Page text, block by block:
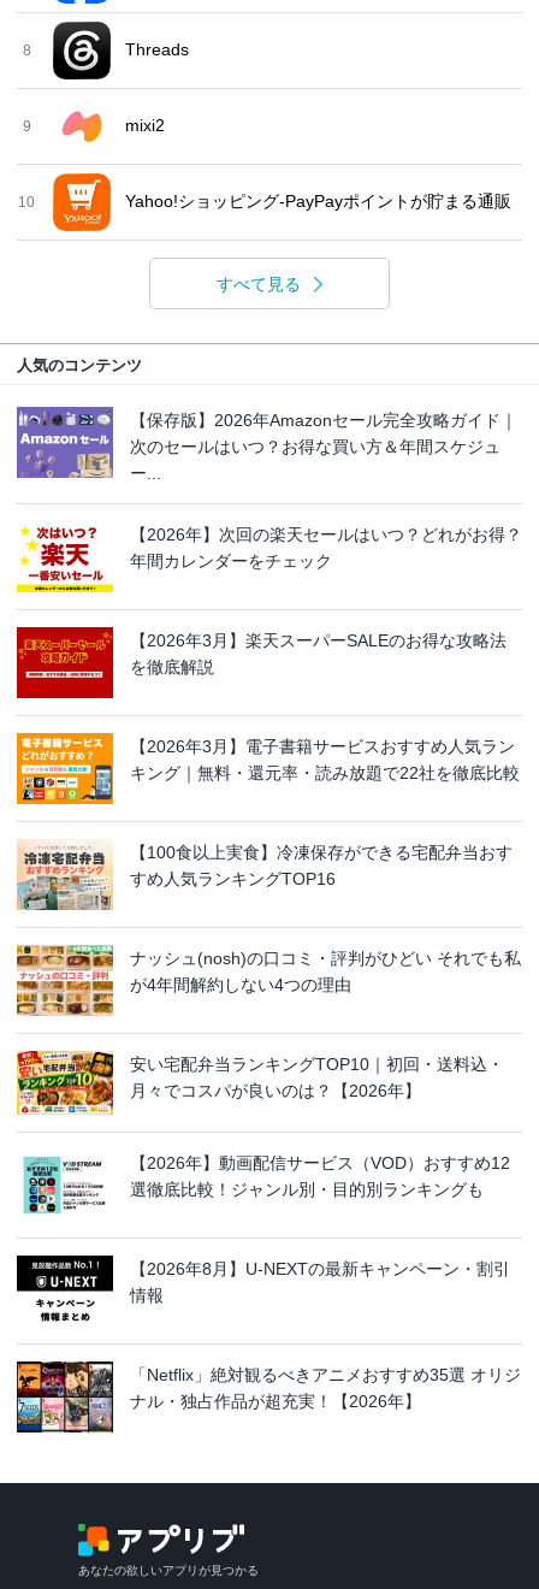
8 Threads
9 mixi2
10 Yahoo!ショッピング-PayPayポイントが貯まる通販
すべて見る
人気のコンテンツ
【保存版】2026年Amazonセール完全攻略ガイド｜
次のセールはいつ？お得な買い方＆年間スケジュ
ー...
【2026年】次回の楽天セールはいつ？どれがお得？
年間カレンダーをチェック
【2026年3月】楽天スーパーSALEのお得な攻略法
を徹底解説
【2026年3月】電子書籍サービスおすすめ人気ラン
キング｜無料・還元率・読み放題で22社を徹底比較
【100食以上実食】冷凍保存ができる宅配弁当おす
すめ人気ランキングTOP16
ナッシュ(nosh)の口コミ・評判がひどい それでも私
が4年間解約しない4つの理由
安い宅配弁当ランキングTOP10｜初回・送料込・
月々でコスパが良いのは？【2026年】
【2026年】動画配信サービス（VOD）おすすめ12
選徹底比較！ジャンル別・目的別ランキングも
【2026年8月】U-NEXTの最新キャンペーン・割引
情報
「Netflix」絶対観るべきアニメおすすめ35選 オリジ
ナル・独占作品が超充実！【2026年】
あなたの欲しいアプリが見つかる